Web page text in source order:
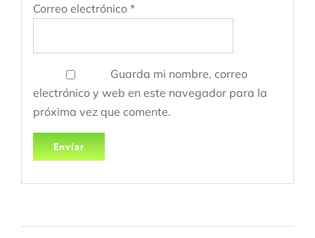
Correo electrónico *
Guarda mi nombre, correo
electrónico y web en este navegador para la
próxima vez que comente.